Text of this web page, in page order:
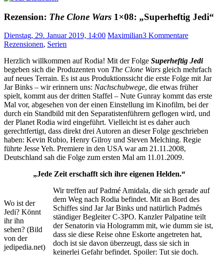
Rezension: The Clone Wars 1×08: „Superheftig Jedi“
Dienstag, 29. Januar 2019, 14:00 Maximilian3 Kommentare
Rezensionen, Serien
Herzlich willkommen auf Rodia! Mit der Folge Superheftig Jedi
begeben sich die Produzenten von The Clone Wars gleich mehrfach
auf neues Terrain. Es ist aus Produktionssicht die erste Folge mit Jar
Jar Binks – wir erinnern uns: Nachschubwege, die etwas früher
spielt, kommt aus der dritten Staffel – Nute Gunray kommt das erste
Mal vor, abgesehen von der einen Einstellung im Kinofilm, bei der
durch ein Standbild mit den Separatistenführern geflogen wird, und
der Planet Rodia wird eingeführt. Vielleicht ist es daher auch
gerechtfertigt, dass direkt drei Autoren an dieser Folge geschrieben
haben: Kevin Rubio, Henry Gilroy und Steven Melching. Regie
führte Jesse Yeh. Premiere in den USA war am 21.11.2008,
Deutschland sah die Folge zum ersten Mal am 11.01.2009.
„Jede Zeit erschafft sich ihre eigenen Helden.“
Wo ist der
Jedi? Könnt
ihr ihn
sehen? (Bild
von der
jedipedia.net)
Wir treffen auf Padmé Amidala, die sich gerade auf
dem Weg nach Rodia befindet. Mit an Bord des
Schiffes sind Jar Jar Binks und natürlich Padmés
ständiger Begleiter C-3PO. Kanzler Palpatine teilt
der Senatorin via Hologramm mit, wie dumm sie ist,
dass sie diese Reise ohne Eskorte angetreten hat,
doch ist sie davon überzeugt, dass sie sich in
keinerlei Gefahr befindet. Spoiler: Tut sie doch.